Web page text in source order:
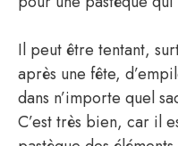
Il peut être tentant,
après une fête,
dans n’importe quel
C’est très bien, car il